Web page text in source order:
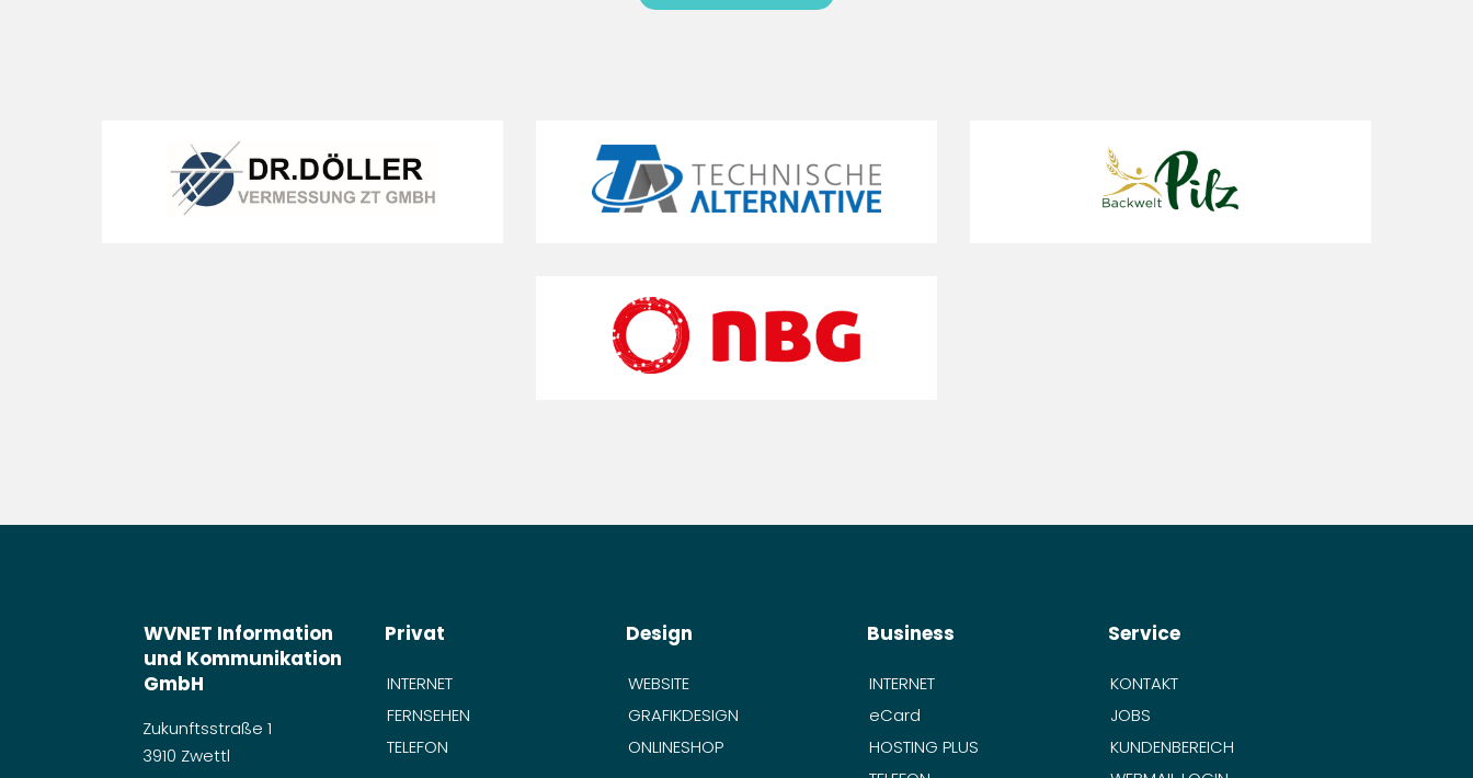
WVNET Information
und Kommunikation
GmbH
Zukunftsstraße 1
3910 Zwettl
Privat
INTERNET
FERNSEHEN
TELEFON
Design
WEBSITE
GRAFIKDESIGN
ONLINESHOP
Business
INTERNET
eCard
HOSTING PLUS
Service
KONTAKT
JOBS
KUNDENBEREICH